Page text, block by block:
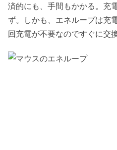
済的にも、手間もかかる。充
ず。しかも、エネループは充
回充電が不要なのですぐに交